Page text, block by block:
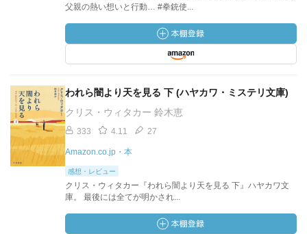
父親の熱い想いと行動… #拳銃使...
われら闇より天を見る 下 (ハヤカワ・ミステリ文庫)
クリス・ウィタカー 鈴木恵
333 4.11 27
Amazon.co.jp・本
感想・レビュー
クリス・ウィタカー『われら闇より天を見る 下』ハヤカワ文
庫。 最後には全てが明かされ...